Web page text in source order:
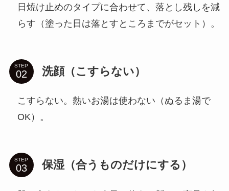
日焼け止めのタイプに合わせて、落とし残しを減
らす（塗った日は落とすところまでがセット）。
STEP 洗顔（こすらない）
こすらない。熱いお湯は使わない（ぬるま湯で
OK）。
STEP 保湿（合うものだけにする）